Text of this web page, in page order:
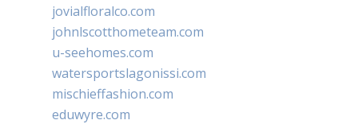
jovialfloralco.com
johnlscotthometeam.com
u-seehomes.com
watersportslagonissi.com
mischieffashion.com
eduwyre.com